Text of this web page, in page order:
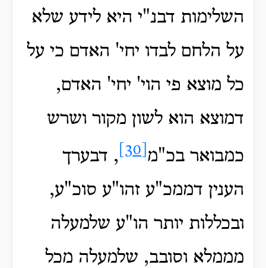
השלימות דבנ"י היא לידע שלא
על הלחם לבדו יחי' האדם כי על
כל מוצא פי הוי' יחי' האדם,
דמוצא הוא לשון מקור ושרש
כמבואר בכ"מ
, דבערך
הענין דממכ"ע זהו"ע סוכ"ע,
ובכללות יותר הו"ע שלמעלה
מממלא וסובב, שלמעלה מכל